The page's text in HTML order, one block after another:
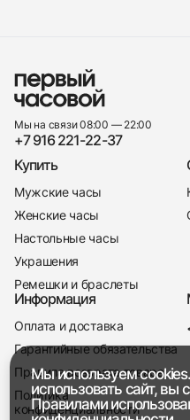
+7 916
Мы
Мы на связи 08:00 — 22:00
+7 916 221-22-37
Купить
Мужские часы
Женские часы
Настольные часы
Украшения
Ремешки и браслеты
Информация
Оплата и доставка
Гарантийные обязательства
Правила возврата товара
Политика
конфиденциальности
Мы используем
использовать сайт, вы
Правилами